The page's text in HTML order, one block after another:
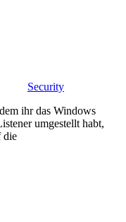
Security
ihr das Windows
umgestellt habt,
die